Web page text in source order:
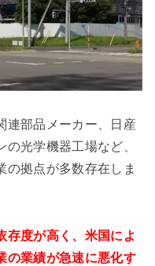
連部品メーカー、日産
光学機器工場など、
の拠点が多数存在しま
存度が高く、米国によ
の業績が急速に悪化す